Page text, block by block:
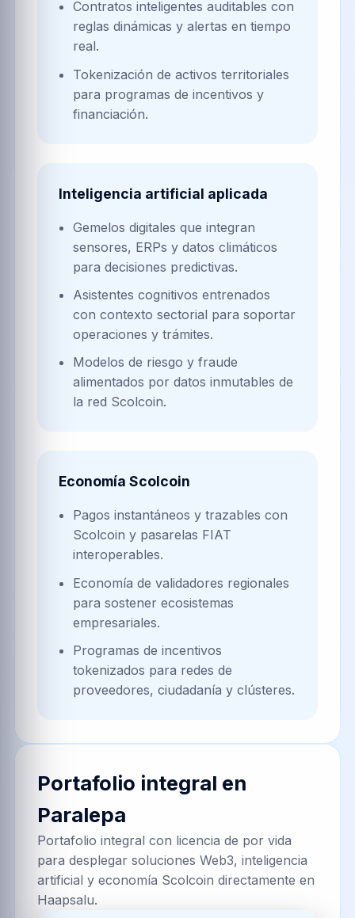
registros inmutables para anticipar riesgos y
optimizar recursos. Además, Diseñamos
modelos de gobernanza participativa que
habilitan confianza multiactor. impulsando
métricas públicas verificables.
Paralepa
🍃
Biodiversidad
regenerativa
💠
Circuito digital
☀️
Energía solar y
Turismo costero
Activamos inteligencia territorial en Paralepa
conectando Turismo costero con Haapsalu y
la red nacional de Estonia. Gobernamos datos
verificables, IA responsable y economía
Turismo costero Servicios de salud
interoperables
automatizados
Adopción Web3
proyectada
67%